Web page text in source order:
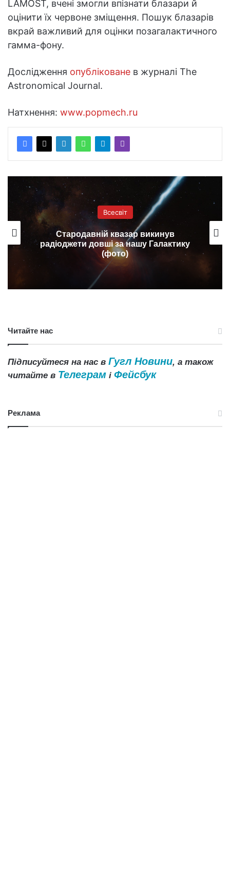
LAMOST, вчені змогли впізнати блазари й
оцінити їх червоне зміщення. Пошук блазарів
вкрай важливий для оцінки позагалактичного
гамма-фону.
Дослідження опубліковане в журналі The
Astronomical Journal.
Натхнення: www.popmech.ru
Всесвіт
Стародавній квазар викинув
радіоджети довші за нашу Галактику
(фото)
Читайте нас
Підписуйтеся на нас в Гугл Новини, а також
читайте в Телеграм і Фейсбук
Реклама